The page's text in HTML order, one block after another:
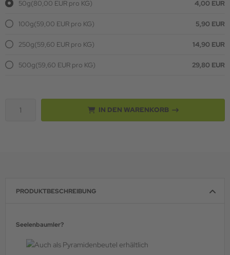
50g(80,00 EUR pro KG) 4,00 EUR
100g(59,00 EUR pro KG) 5,90 EUR
250g(59,60 EUR pro KG) 14,90 EUR
500g(59,60 EUR pro KG) 29,80 EUR
IN DEN WARENKORB
PRODUKTBESCHREIBUNG
Seelenbaumler?